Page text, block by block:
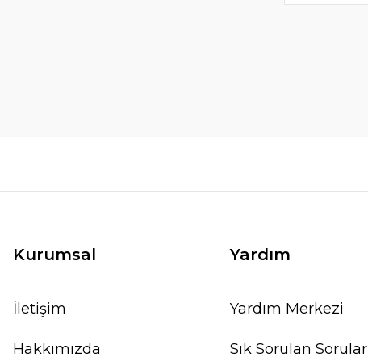
Kurumsal
İletişim
Hakkımızda
Yardım
Yardım Merkezi
Sık Sorulan Sorular